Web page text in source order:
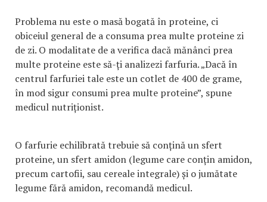
Problema nu este o masă bogată în proteine, ci
obiceiul general de a consuma prea multe proteine zi
de zi. O modalitate de a verifica dacă mănânci prea
multe proteine este să-ți analizezi farfuria. „Dacă în
centrul farfuriei tale este un cotlet de 400 de grame,
în mod sigur consumi prea multe proteine”, spune
medicul nutriționist.
O farfurie echilibrată trebuie să conțină un sfert
proteine, un sfert amidon (legume care conțin amidon,
precum cartofii, sau cereale integrale) și o jumătate
legume fără amidon, recomandă medicul.